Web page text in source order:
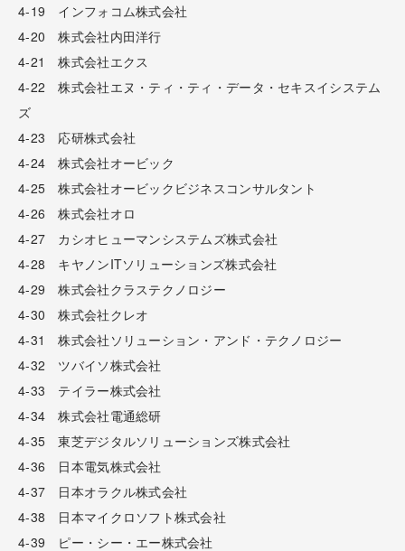
4-19 インフォコム株式会社
4-20 株式会社内田洋行
4-21 株式会社エクス
4-22 株式会社エヌ・ティ・ティ・データ・セキスイシステム
ズ
4-23 応研株式会社
4-24 株式会社オービック
4-25 株式会社オービックビジネスコンサルタント
4-26 株式会社オロ
4-27 カシオヒューマンシステムズ株式会社
4-28 キヤノンITソリューションズ株式会社
4-29 株式会社クラステクノロジー
4-30 株式会社クレオ
4-31 株式会社ソリューション・アンド・テクノロジー
4-32 ツバイソ株式会社
4-33 テイラー株式会社
4-34 株式会社電通総研
4-35 東芝デジタルソリューションズ株式会社
4-36 日本電気株式会社
4-37 日本オラクル株式会社
4-38 日本マイクロソフト株式会社
4-39 ピー・シー・エー株式会社